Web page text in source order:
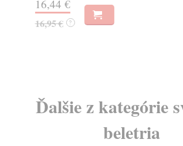
16,44 €
16,95 € ?
Ďalšie z kategórie
beletria